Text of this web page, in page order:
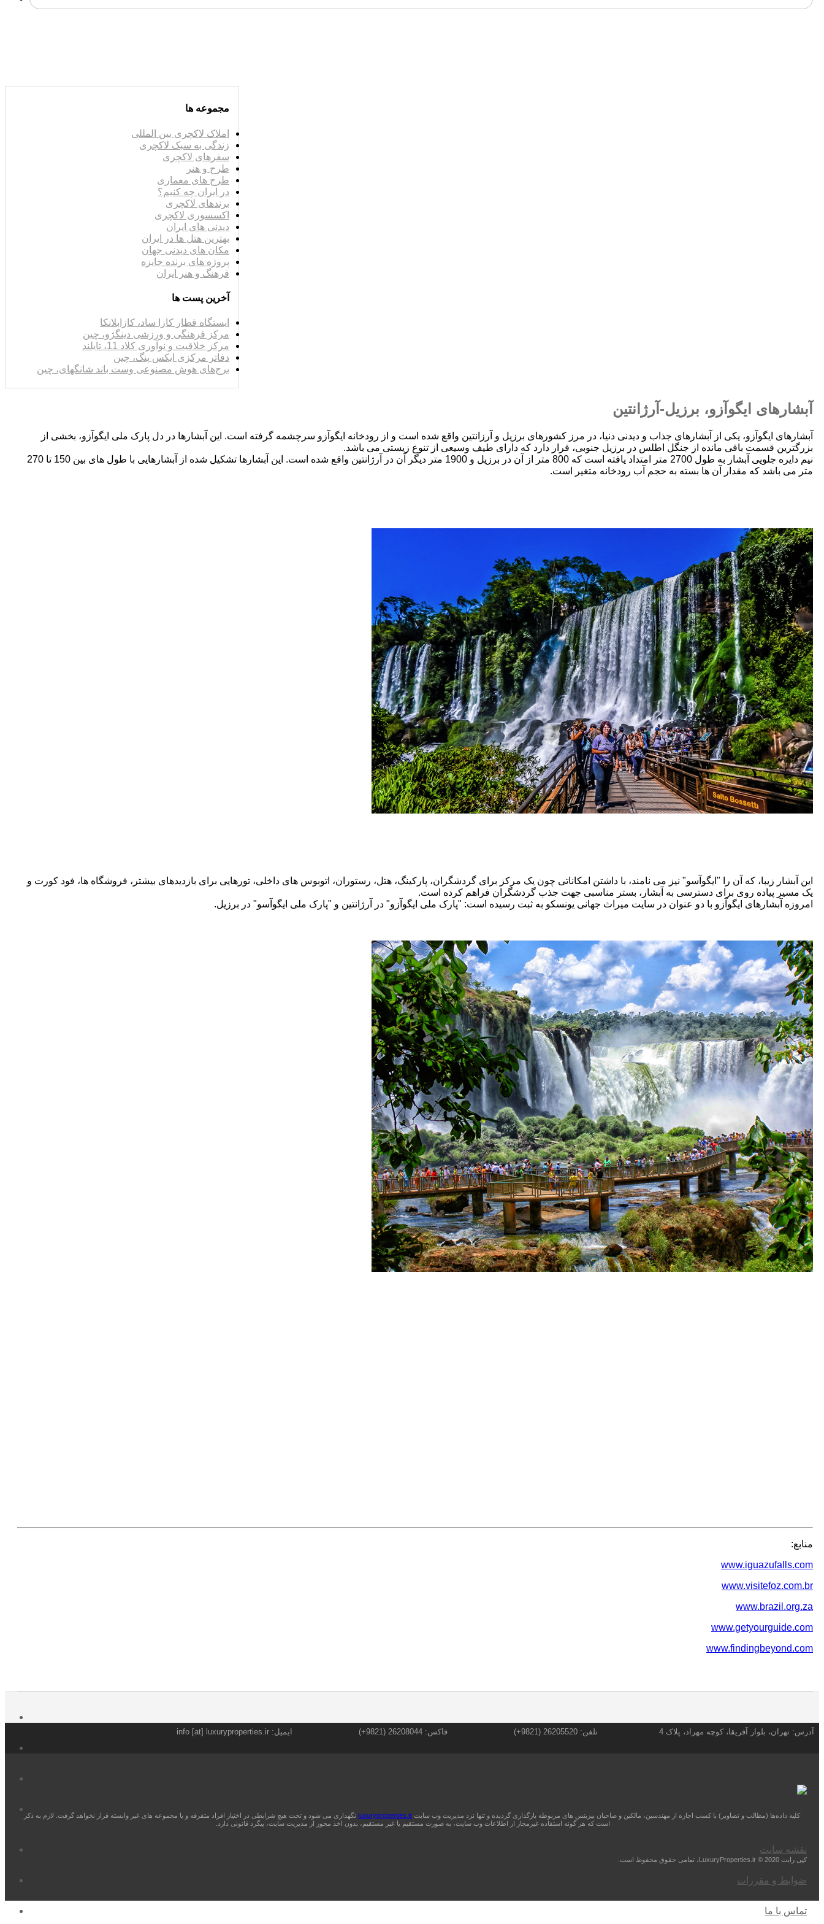
مجموعه ها
املاک لاکچری بین المللی
زندگی به سبک لاکچری
سفرهای لاکچری
طرح و هنر
طرح های معماری
در ایران چه کنیم؟
برندهای لاکچری
اکسسوری لاکچری
دیدنی های ایران
بهترین هتل ها در ایران
مکان های دیدنی جهان
پروژه های برنده جایزه
فرهنگ و هنر ایران
آخرین پست ها
ایستگاه قطار کازا ساد، کازابلانکا
مرکز فرهنگی و ورزشی دینگژو، چین
مرکز خلاقیت و نوآوری کلاد 11، تایلند
دفاتر مرکزی ایکس پنگ، چین
برج‌های هوش مصنوعی وست باند شانگهای، چین
آبشارهای ایگوآزو، برزیل-آرژانتین
آبشارهای ایگوآزو، یکی از آبشارهای جذاب و دیدنی دنیا، در مرز کشورهای برزیل و آرزانتین واقع شده است و از رودخانه ایگوآزو سرچشمه گرفته است. این آبشارها در دل پارک ملی ایگوآزو، بخشی از
بزرگترین قسمت باقی مانده از جنگل اطلس در برزیل جنوبی، قرار دارد که دارای طیف وسیعی از تنوع زیستی می باشد.
نیم دایره جلویی آبشار به طول 2700 متر امتداد یافته است که 800 متر از آن در برزیل و 1900 متر دیگر آن در آرژانتین واقع شده است. این آبشارها تشکیل شده از آبشارهایی با طول های بین 150 تا 270
متر می باشد که مقدار آن ها بسته به حجم آب رودخانه متغیر است.
این آبشار زیبا، که آن را "ایگوآسو" نیز می نامند، با داشتن امکاناتی چون یک مرکز برای گردشگران، پارکینگ، هتل، رستوران، اتوبوس های داخلی، تورهایی برای بازدیدهای بیشتر، فروشگاه ها، فود کورت و
یک مسیر پیاده روی برای دسترسی به آبشار، بستر مناسبی جهت جذب گردشگران فراهم کرده است.
امروزه آبشارهای ایگوآزو با دو عنوان در سایت میراث جهانی یونسکو به ثبت رسیده است: "پارک ملی ایگوآزو" در آرژانتین و "پارک ملی ایگوآسو" در برزیل.
منابع:
www.iguazufalls.com
www.visitefoz.com.br
www.brazil.org.za
www.getyourguide.com
www.findingbeyond.com
نقشه سایت
ضوابط و مقررات
تماس با ما
آدرس: تهران، بلوار آفریقا، کوچه مهراد، پلاک 4 تلفن: 26205520 (9821+) فاکس: 26208044 (9821+) ایمیل: info [at] luxuryproperties.ir
کلیه داده‌ها (مطالب و تصاویر) با کسب اجازه از مهندسین، مالکین و صاحبان بیزینس های مربوطه بارگذاری گردیده و تنها نزد مدیریت وب سایت luxuryproperties.ir نگهداری می شود و تحت هیچ شرایطی در اختیار افراد متفرقه و یا مجموعه‌ های غیر وابسته قرار نخواهد گرفت. لازم به ذکر
است که هر گونه استفاده غیرمجاز از اطلاعات وب سایت، به صورت مستقیم یا غیر مستقیم، بدون اخذ مجوز از مدیریت سایت، پیگرد قانونی دارد.
کپی رایت 2020 © LuxuryProperties.ir، تمامی حقوق محفوظ است.